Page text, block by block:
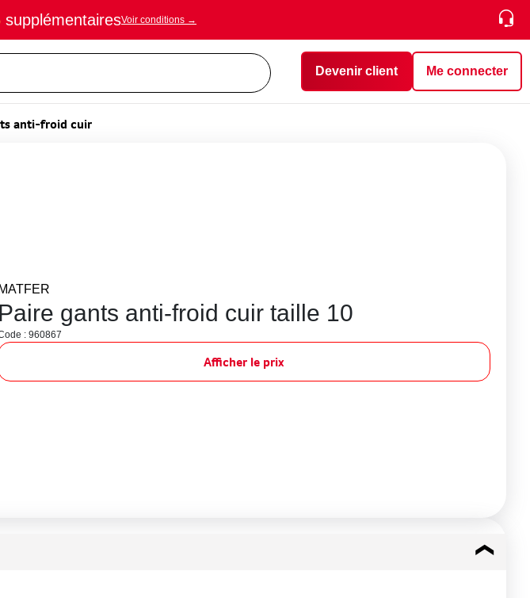
supplémentairesVoir conditions →
Devenir client Me connecter
anti-froid cuir
MATFER
Paire gants anti-froid cuir taille 10
: 960867
Afficher le prix